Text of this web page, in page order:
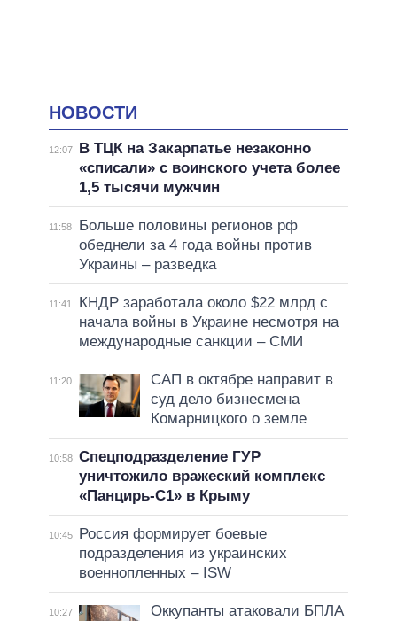
НОВОСТИ
12:07
В ТЦК на Закарпатье незаконно
«списали» с воинского учета более
1,5 тысячи мужчин
11:58
Больше половины регионов рф
обеднели за 4 года войны против
Украины – разведка
11:41
КНДР заработала около $22 млрд с
начала войны в Украине несмотря на
международные санкции – СМИ
11:20
САП в октябре направит в
суд дело бизнесмена
Комарницкого о земле
10:58 Спецподразделение ГУР
уничтожило вражеский комплекс
«Панцирь-С1» в Крыму
10:45
Россия формирует боевые
подразделения из украинских
военнопленных – ISW
10:27
Оккупанты атаковали БПЛА